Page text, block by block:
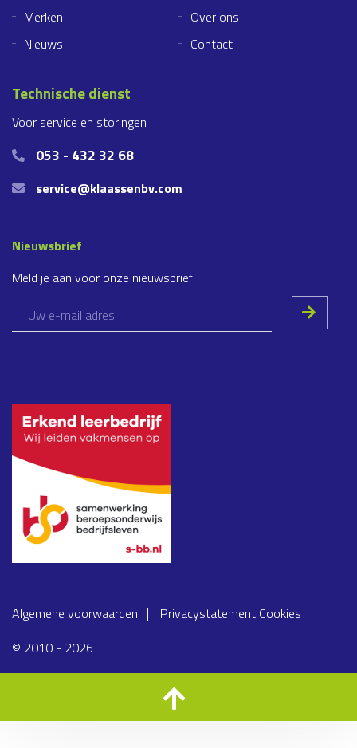
Merken
Over ons
Nieuws
Contact
Technische dienst
Voor service en storingen
053 - 432 32 68
service@klaassenbv.com
Nieuwsbrief
Meld je aan voor onze nieuwsbrief!
Algemene voorwaarden Privacystatement Cookies
© 2010 - 2026